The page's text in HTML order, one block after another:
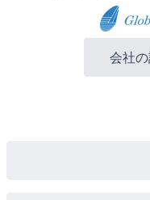
会社